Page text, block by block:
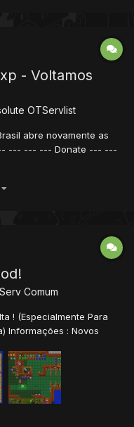
- Voltamos
OTServlist
abre novamente as
--- --- --- Donate --- ---
Comum
! (Especialmente Para
Informações : Novos
Bugs Arrumados E